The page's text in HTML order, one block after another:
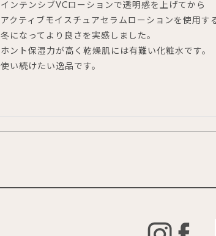
インテンシブVCローションで透明感を上げてから
アクティブモイスチュアセラムローションを使用す
冬になってより良さを実感しました。
ホント保湿力が高く乾燥肌には有難い化粧水です。
使い続けたい逸品です。